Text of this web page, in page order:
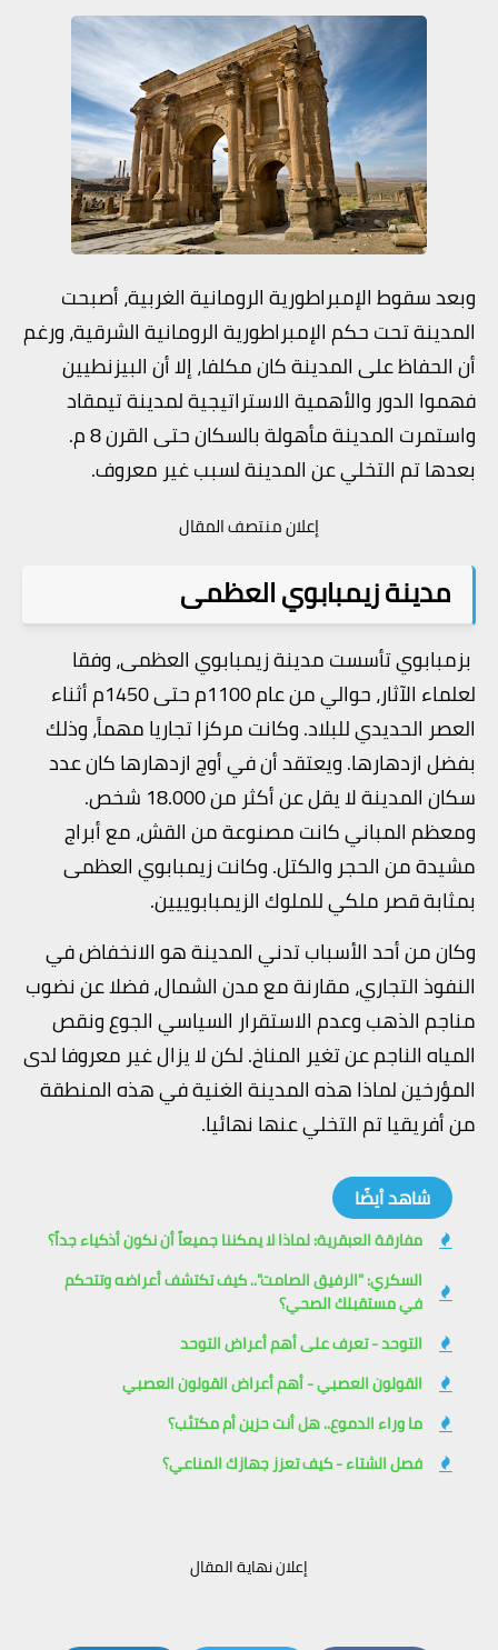
وبعد سقوط الإمبراطورية الرومانية الغربية، أصبحت
المدينة تحت حكم الإمبراطورية الرومانية الشرقية، ورغم
أن الحفاظ على المدينة كان مكلفا، إلا أن البيزنطيين
فهموا الدور والأهمية الاستراتيجية لمدينة تيمقاد
واستمرت المدينة مأهولة بالسكان حتى القرن 8 م.
بعدها تم التخلي عن المدينة لسبب غير معروف.
إعلان منتصف المقال
مدينة زيمبابوي العظمى
بزمبابوي تأسست مدينة زيمبابوي العظمى، وفقا
لعلماء الآثار، حوالي من عام 1100م حتى 1450م أثناء
العصر الحديدي للبلاد. وكانت مركزا تجاريا مهماً، وذلك
بفضل ازدهارها. ويعتقد أن في أوج ازدهارها كان عدد
سكان المدينة لا يقل عن أكثر من 18.000 شخص.
ومعظم المباني كانت مصنوعة من القش، مع أبراج
مشيدة من الحجر والكتل. وكانت زيمبابوي العظمى
بمثابة قصر ملكي للملوك الزيمبابوييين.
وكان من أحد الأسباب تدني المدينة هو الانخفاض في
النفوذ التجاري، مقارنة مع مدن الشمال، فضلا عن نضوب
مناجم الذهب وعدم الاستقرار السياسي الجوع ونقص
المياه الناجم عن تغير المناخ. لكن لا يزال غير معروفا لدى
المؤرخين لماذا هذه المدينة الغنية في هذه المنطقة
من أفريقيا تم التخلي عنها نهائيا.
شاهد أيضًا
مفارقة العبقرية: لماذا لا يمكننا جميعاً أن نكون أذكياء جداً؟
السكري: "الرفيق الصامت".. كيف تكتشف أعراضه وتتحكم
في مستقبلك الصحي؟
التوحد - تعرف على أهم أعراض التوحد
القولون العصبي - أهم أعراض القولون العصبي
ما وراء الدموع.. هل أنت حزين أم مكتئب؟
فصل الشتاء - كيف تعزز جهازك المناعي؟
إعلان نهاية المقال